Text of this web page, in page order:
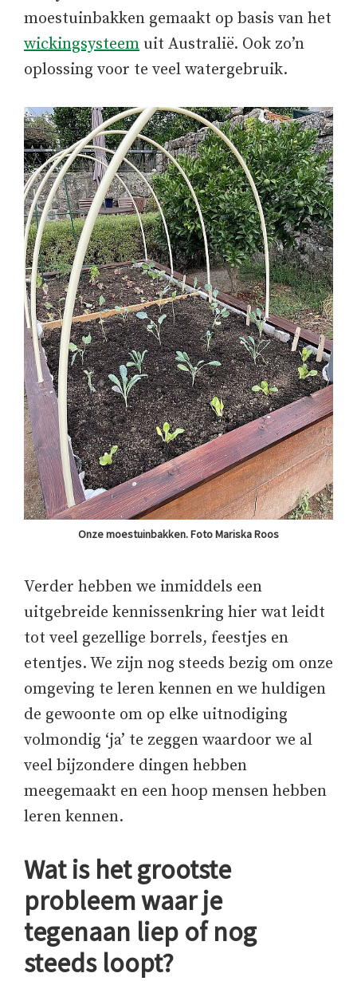
moestuinbakken gemaakt op basis van het
wickingsysteem uit Australië. Ook zo’n
oplossing voor te veel watergebruik.
Onze moestuinbakken. Foto Mariska Roos
Verder hebben we inmiddels een
uitgebreide kennissenkring hier wat leidt
tot veel gezellige borrels, feestjes en
etentjes. We zijn nog steeds bezig om onze
omgeving te leren kennen en we huldigen
de gewoonte om op elke uitnodiging
volmondig ‘ja’ te zeggen waardoor we al
veel bijzondere dingen hebben
meegemaakt en een hoop mensen hebben
leren kennen.
Wat is het grootste
probleem waar je
tegenaan liep of nog
steeds loopt?